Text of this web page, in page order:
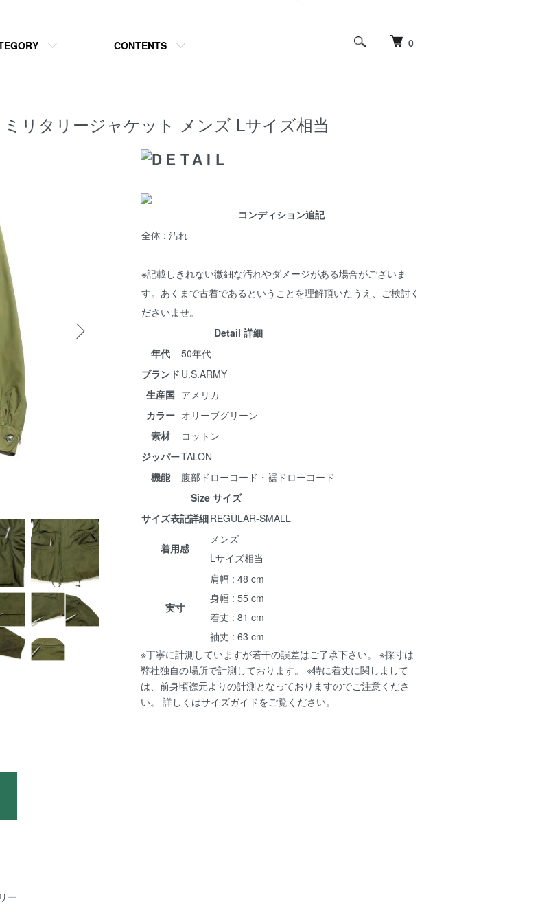
0
CONTENTS
リタリージャケット メンズ Lサイズ相当
ー
コンディション追記
全体 : 汚れ
※記載しきれない微細な汚れやダメージがある場合がございま
す。あくまで古着であるということを理解頂いたうえ、ご検討く
ださいませ。
Detail 詳細
年代
50年代
ブランド U.S.ARMY
生産国 アメリカ
カラー オリーブグリーン
素材
コットン
ジッパーTALON
機能
腹部ドローコード・裾ドローコード
Size サイズ
サイズ表記詳細REGULAR-SMALL
着用感
メンズ
Lサイズ相当
実寸
肩幅 : 48 cm
身幅 : 55 cm
着丈 : 81 cm
袖丈 : 63 cm
※丁寧に計測していますが若干の誤差はご了承下さい。 ※採寸は
弊社独自の場所で計測しております。 ※特に着丈に関しまして
は、前身頃襟元よりの計測となっておりますのでご注意くださ
い。 詳しくはサイズガイドをご覧ください。